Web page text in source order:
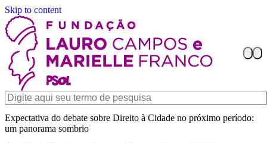
Skip to content
Expectativa do debate sobre Direito à Cidade no próximo período:
um panorama sombrio